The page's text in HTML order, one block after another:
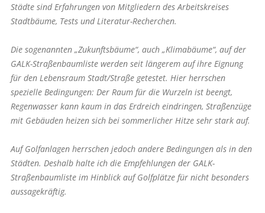
Städte sind Erfahrungen von Mitgliedern des Arbeitskreises
Stadtbäume, Tests und Literatur-Recherchen.
Die sogenannten „Zukunftsbäume“, auch „Klimabäume“, auf der
GALK-Straßenbaumliste werden seit längerem auf ihre Eignung
für den Lebensraum Stadt/Straße getestet. Hier herrschen
spezielle Bedingungen: Der Raum für die Wurzeln ist beengt,
Regenwasser kann kaum in das Erdreich eindringen, Straßenzüge
mit Gebäuden heizen sich bei sommerlicher Hitze sehr stark auf.
Auf Golfanlagen herrschen jedoch andere Bedingungen als in den
Städten. Deshalb halte ich die Empfehlungen der GALK-
Straßenbaumliste im Hinblick auf Golfplätze für nicht besonders
aussagekräftig.